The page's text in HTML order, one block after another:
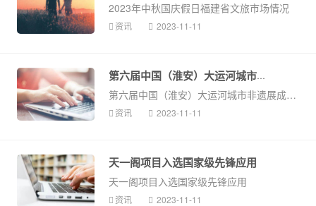
2023年中秋国庆假日福建省文旅市场情况
资讯 2023-11-11
第六届中国（淮安）大运河城市非遗...
第六届中国（淮安）大运河城市非遗展成功举办
资讯 2023-11-11
天一阁项目入选国家级先锋应用
天一阁项目入选国家级先锋应用
资讯 2023-11-11